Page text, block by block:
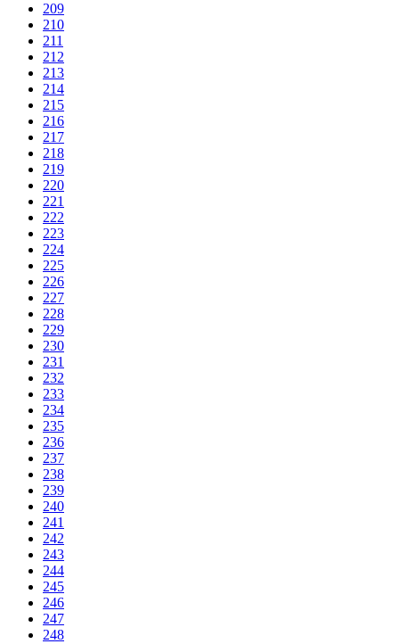
209
210
211
212
213
214
215
216
217
218
219
220
221
222
223
224
225
226
227
228
229
230
231
232
233
234
235
236
237
238
239
240
241
242
243
244
245
246
247
248